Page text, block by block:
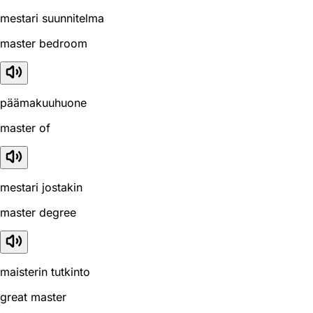
mestari suunnitelma
master bedroom
päämakuuhuone
master of
mestari jostakin
master degree
maisterin tutkinto
great master